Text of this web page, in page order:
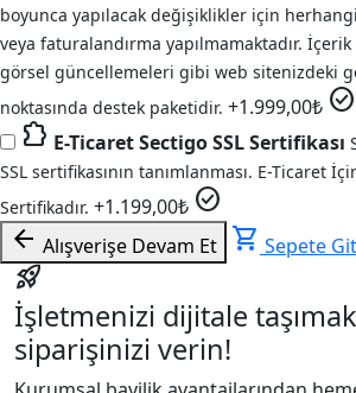
boyunca yapılacak değişiklikler için
veya faturalandırma yapılmamaktadır.
görsel güncellemeleri gibi web sitenizdeki
noktasında destek paketidir. +1.999,00₺ check_circle
extension E-Ticaret Sectigo SSL Sertifikası
SSL sertifikasının tanımlanması. E-Ticaret
Sertifikadır. +1.199,00₺ check_circle
arrow_back Alışverişe Devam Et shopping_cart Sepete Git
rocket_launch
İşletmenizi dijitale
siparişinizi verin!